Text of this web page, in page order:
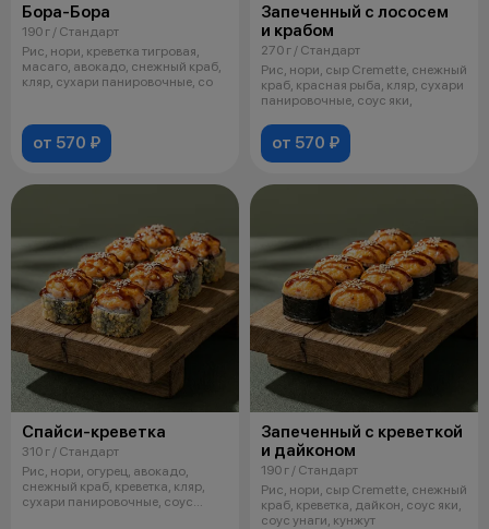
Бора-Бора
190 г / Стандарт
Рис, нори, креветка тигровая,
масаго, авокадо, снежный краб,
кляр, сухари панировочные, со
от 570 ₽
Запеченный с лососем
и крабом
270 г / Стандарт
Рис, нори, сыр Cremette, снежный
краб, красная рыба, кляр, сухари
панировочные, соус яки,
от 570 ₽
Спайси-креветка
310 г / Стандарт
Рис, нори, огурец, авокадо,
снежный краб, креветка, кляр,
сухари панировочные, соус
Запеченный с креветкой
и дайконом
190 г / Стандарт
Рис, нори, сыр Cremette, снежный
краб, креветка, дайкон, соус яки,
соус унаги, кунжут